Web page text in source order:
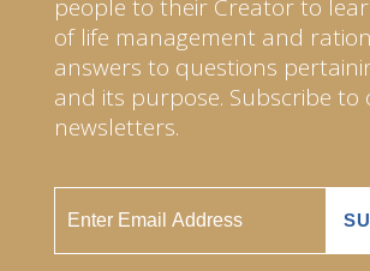
people to their Creator to
of life management and
answers to questions
and its purpose. Subscribe to
newsletters.